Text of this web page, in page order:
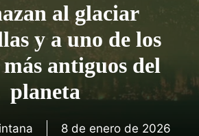
al glaciar
y a uno de los
antiguos del
planeta
8 de enero de 2026